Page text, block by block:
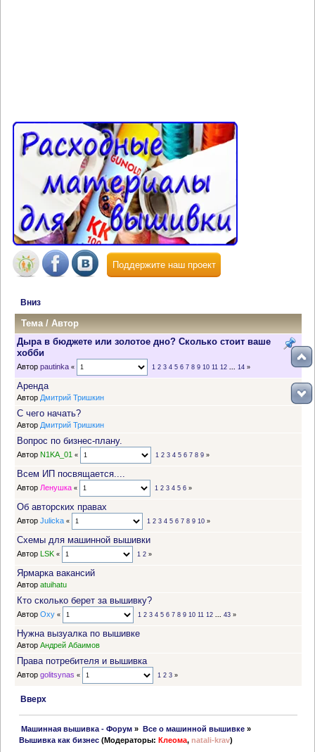
Поддержите наш проект
Вниз
Тема/Автор
Дыра в бюджете или золотое дно? Сколько стоит ваше
хобби
Автор pautinka « 1 2 3 4 5 6 7 8 9 10 11 12 ... 14»
Аренда
Автор Дмитрий Тришкин
С чего начать?
Автор Дмитрий Тришкин
Вопрос по бизнес-плану.
Автор N1KA_01 « 1 2 3 4 5 6 7 8 9»
Всем ИП посвящается....
Автор Ленушка « 1 2 3 4 5 6»
Об авторских правах
Автор Julicka « 1 2 3 4 5 6 7 8 9 10»
Схемы для машинной вышивки
Автор LSK « 1 2»
Ярмарка вакансий
Автор atuihatu
Кто сколько берет за вышивку?
Автор Oxy « 1 2 3 4 5 6 7 8 9 10 11 12 ... 43»
Нужна вызуалка по вышивке
Автор Андрей Абаимов
Права потребителя и вышивка
Автор golitsynas « 1 2 3»
Вверх
Машинная вышивка - Форум » Все о машинной вышивке»
Вышивка как бизнес (Модераторы: Клеома,natali-krav)